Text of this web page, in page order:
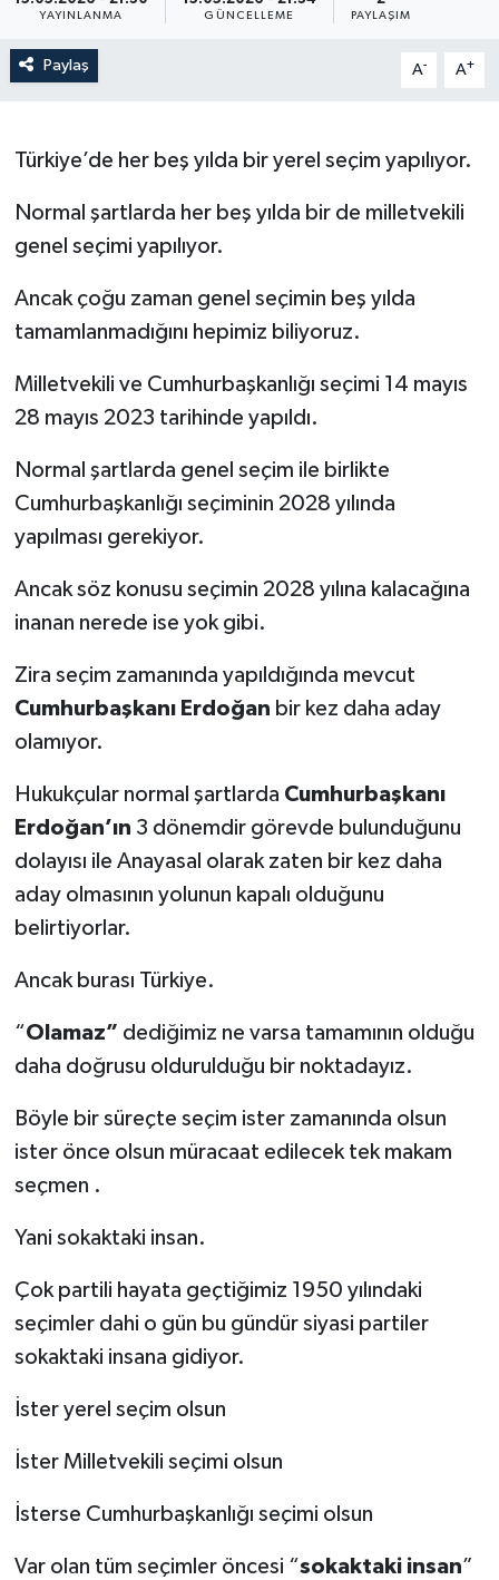
YAYINLANMA GÜNCELLEME PAYLAŞIM
Paylaş A- A+
Türkiye’de her beş yılda bir yerel seçim yapılıyor.
Normal şartlarda her beş yılda bir de milletvekili
genel seçimi yapılıyor.
Ancak çoğu zaman genel seçimin beş yılda
tamamlanmadığını hepimiz biliyoruz.
Milletvekili ve Cumhurbaşkanlığı seçimi 14 mayıs
28 mayıs 2023 tarihinde yapıldı.
Normal şartlarda genel seçim ile birlikte
Cumhurbaşkanlığı seçiminin 2028 yılında
yapılması gerekiyor.
Ancak söz konusu seçimin 2028 yılına kalacağına
inanan nerede ise yok gibi.
Zira seçim zamanında yapıldığında mevcut
Cumhurbaşkanı Erdoğan bir kez daha aday
olamıyor.
Hukukçular normal şartlarda Cumhurbaşkanı
Erdoğan’ın 3 dönemdir görevde bulunduğunu
dolayısı ile Anayasal olarak zaten bir kez daha
aday olmasının yolunun kapalı olduğunu
belirtiyorlar.
Ancak burası Türkiye.
“Olamaz” dediğimiz ne varsa tamamının olduğu
daha doğrusu oldurulduğu bir noktadayız.
Böyle bir süreçte seçim ister zamanında olsun
ister önce olsun müracaat edilecek tek makam
seçmen .
Yani sokaktaki insan.
Çok partili hayata geçtiğimiz 1950 yılındaki
seçimler dahi o gün bu gündür siyasi partiler
sokaktaki insana gidiyor.
İster yerel seçim olsun
İster Milletvekili seçimi olsun
İsterse Cumhurbaşkanlığı seçimi olsun
Var olan tüm seçimler öncesi “sokaktaki insan”